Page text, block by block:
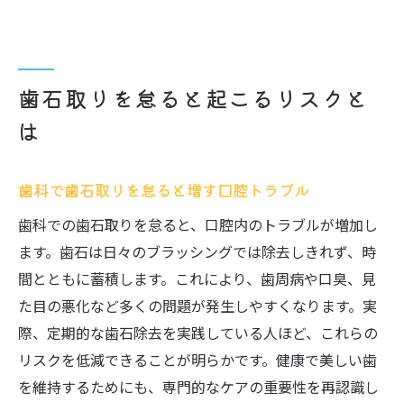
歯石取りを怠ると起こるリスクと
は
歯科で歯石取りを怠ると増す口腔トラブル
歯科での歯石取りを怠ると、口腔内のトラブルが増加し
ます。歯石は日々のブラッシングでは除去しきれず、時
間とともに蓄積します。これにより、歯周病や口臭、見
た目の悪化など多くの問題が発生しやすくなります。実
際、定期的な歯石除去を実践している人ほど、これらの
リスクを低減できることが明らかです。健康で美しい歯
を維持するためにも、専門的なケアの重要性を再認識し